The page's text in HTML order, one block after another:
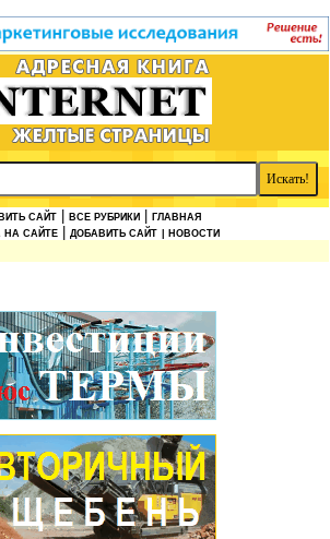
САЙТ ВСЕ РУБРИКИ
ГЛАВНАЯ
НА САЙТЕ
ДОБАВИТЬ САЙТ | НОВОСТИ